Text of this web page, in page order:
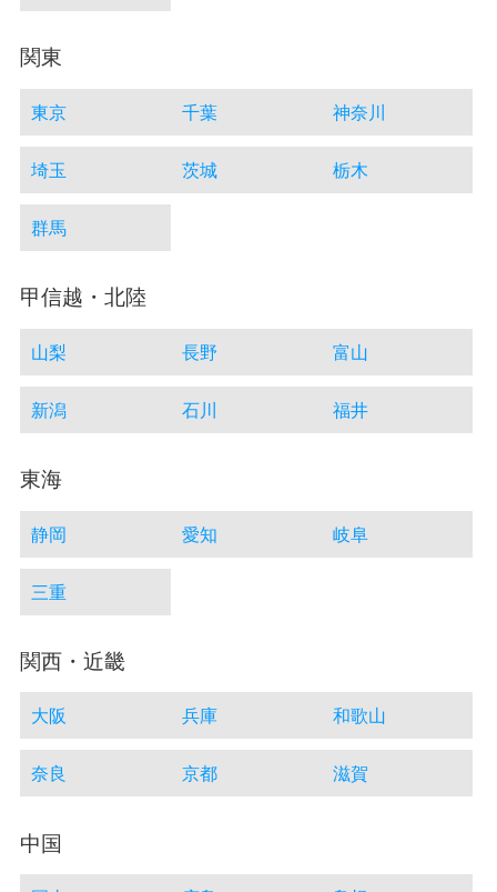
関東
東京 千葉 神奈川
埼玉 茨城 栃木
群馬
甲信越・北陸
山梨 長野 富山
新潟 石川 福井
東海
静岡 愛知 岐阜
三重
関西・近畿
大阪 兵庫 和歌山
奈良 京都 滋賀
中国